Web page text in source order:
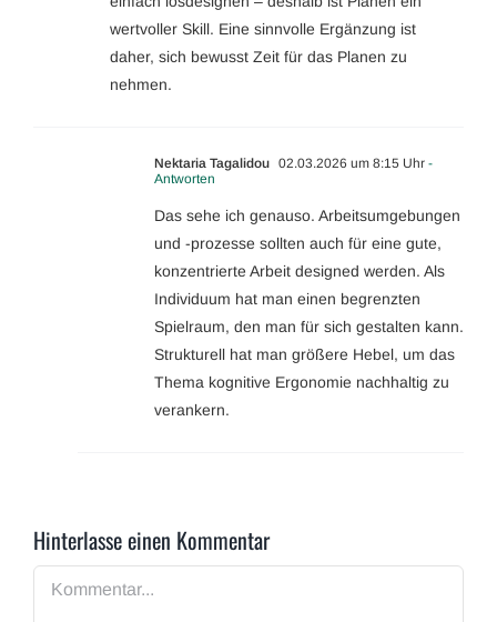
wertvoller Skill. Eine sinnvolle Ergänzung ist
daher, sich bewusst Zeit für das Planen zu
nehmen.
Nektaria Tagalidou 02.03.2026 um 8:15 Uhr -
Antworten
Das sehe ich genauso. Arbeitsumgebungen
und -prozesse sollten auch für eine gute,
konzentrierte Arbeit designed werden. Als
Individuum hat man einen begrenzten
Spielraum, den man für sich gestalten kann.
Strukturell hat man größere Hebel, um das
Thema kognitive Ergonomie nachhaltig zu
verankern.
Hinterlasse einen Kommentar